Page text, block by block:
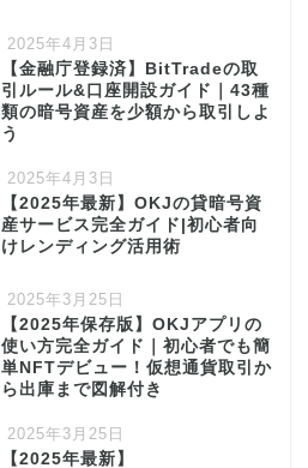
2025年4月3日
【金融庁登録済】BitTradeの取
引ルール&口座開設ガイド｜43種
類の暗号資産を少額から取引しよ
う
2025年4月3日
【2025年最新】OKJの貸暗号資
産サービス完全ガイド|初心者向
けレンディング活用術
2025年3月25日
【2025年保存版】OKJアプリの
使い方完全ガイド｜初心者でも簡
単NFTデビュー！仮想通貨取引か
ら出庫まで図解付き
2025年3月25日
【2025年最新】